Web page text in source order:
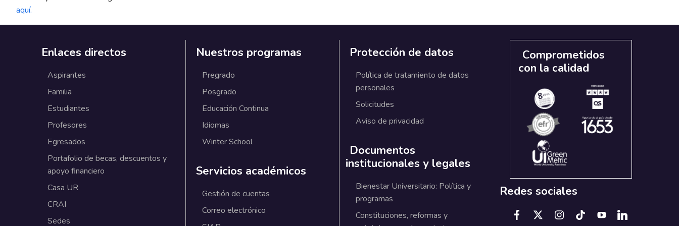
aquí.
Enlaces directos
Aspirantes
Familia
Estudiantes
Profesores
Egresados
Portafolio de becas, descuentos y
apoyo financiero
Casa UR
CRAI
Sedes
Nuestros programas
Pregrado
Posgrado
Educación Continua
Idiomas
Winter School
Servicios académicos
Gestión de cuentas
Correo electrónico
Protección de datos
Política de tratamiento de datos
personales
Solicitudes
Aviso de privacidad
Documentos
institucionales y legales
Bienestar Universitario: Política y
programas
Constituciones, reformas y
Comprometidos
con la calidad
Redes sociales